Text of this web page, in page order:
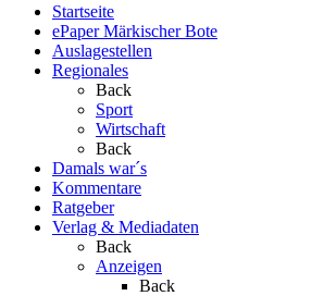
Startseite
ePaper Märkischer Bote
Auslagestellen
Regionales
Back
Sport
Wirtschaft
Back
Damals war´s
Kommentare
Ratgeber
Verlag & Mediadaten
Back
Anzeigen
Back